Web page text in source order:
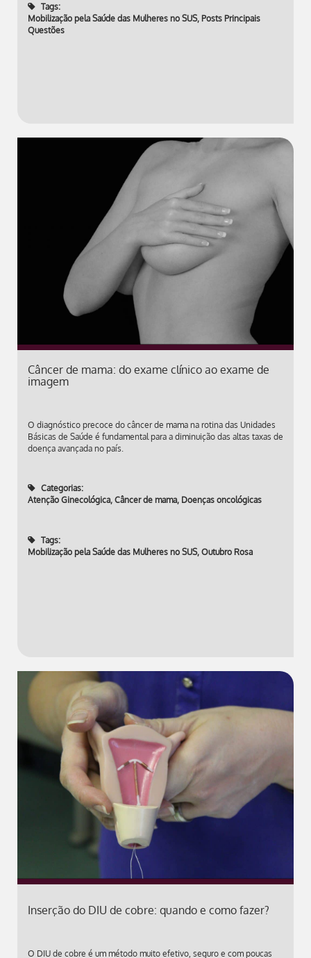
Tags:
Mobilização pela Saúde das Mulheres no SUS, Posts Principais
Questões
Câncer de mama: do exame clínico ao exame de
imagem
O diagnóstico precoce do câncer de mama na rotina das Unidades
Básicas de Saúde é fundamental para a diminuição das altas taxas de
doença avançada no país.
Categorias:
Atenção Ginecológica, Câncer de mama, Doenças oncológicas
Tags:
Mobilização pela Saúde das Mulheres no SUS, Outubro Rosa
Inserção do DIU de cobre: quando e como fazer?
O DIU de cobre é um método muito efetivo, seguro e com poucas